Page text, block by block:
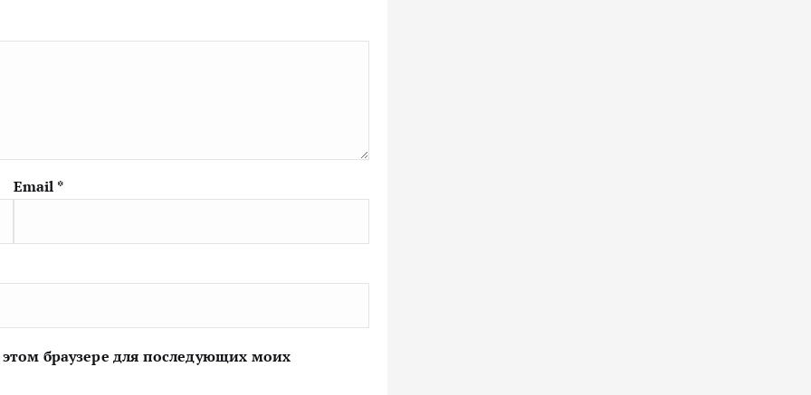
Email *
браузере для последующих моих